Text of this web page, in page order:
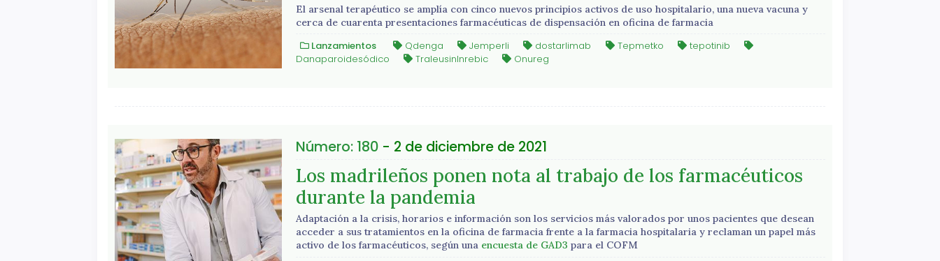
El arsenal terapéutico se amplía con cinco nuevos principios activos de uso hospitalario, una nueva vacuna y
cerca de cuarenta presentaciones farmacéuticas de dispensación en oficina de farmacia
Lanzamientos Qdenga Jemperli dostarlimab Tepmetko
tepotinib
Danaparoidesódico
TraleusinInrebic Onureg
Número: 180- 2 de diciembre de 2021
Los madrileños ponen nota al trabajo de los farmacéuticos
durante la pandemia
Adaptación a la crisis, horarios e información son los servicios más valorados por unos pacientes que desean
acceder a sus tratamientos en la oficina de farmacia frente a la farmacia hospitalaria y reclaman un papel más
activo de los farmacéuticos, según una encuesta de GAD3 para el COFM